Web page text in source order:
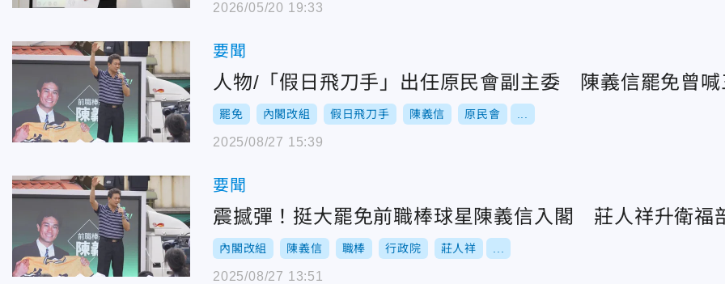
2026/05/20 19:33
要聞
人物/「假日飛刀手」出任原民會副主委 陳義信罷免曾喊
罷免 內閣改組 假日飛刀手 陳義信 原民會
2025/08/27 15:39
要聞
震撼彈！挺大罷免前職棒球星陳義信入閣 莊人祥升衛福
內閣改組 陳義信 職棒 行政院 莊人祥
2025/08/27 13:51